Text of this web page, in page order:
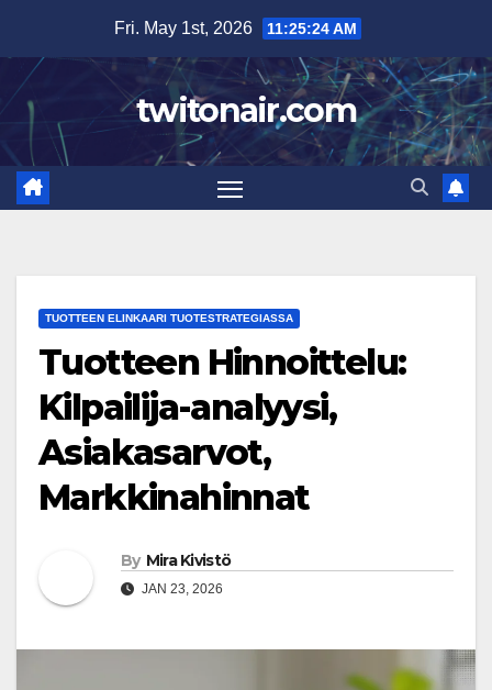
content
Fri. May 1st, 2026 11:25:25 AM
twitonair.com
TUOTTEEN ELINKAARI TUOTESTRATEGIASSA
Tuotteen Hinnoittelu:
Kilpailija-analyysi,
Asiakasarvot,
Markkinahinnat
By Mira Kivistö
JAN 23, 2026